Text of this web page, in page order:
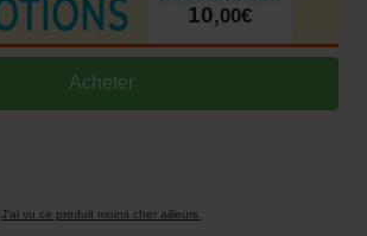
10,00€
J'ai vu ce produit moins cher ailleurs.